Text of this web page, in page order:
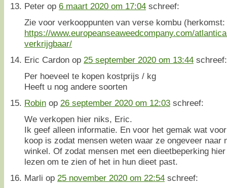
Peter op 6 maart 2020 om 17:04 schreef:
Zie voor verkooppunten van verse kombu
https://www.europeanseaweedcompany.com/
verkrijgbaar/
Eric Cardon op 25 september 2020 om 13:44 schreef:
Per hoeveel te kopen kostprijs / kg
Heeft u nog andere soorten
Robin op 26 september 2020 om 12:03 schreef:
We verkopen hier niks, Eric.
Ik geef alleen informatie. En voor het gemak wat
koop is zodat mensen weten waar ze ongeveer naar
winkel. Of zodat mensen met een dieetbeperking
lezen om te zien of het in hun dieet past.
Marli op 25 november 2020 om 22:54 schreef: